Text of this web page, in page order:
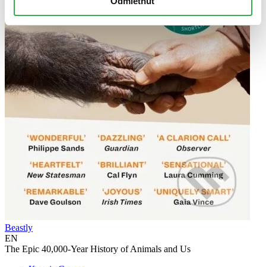
Beastly
EN
The Epic 40,000-Year History of Animals and Us